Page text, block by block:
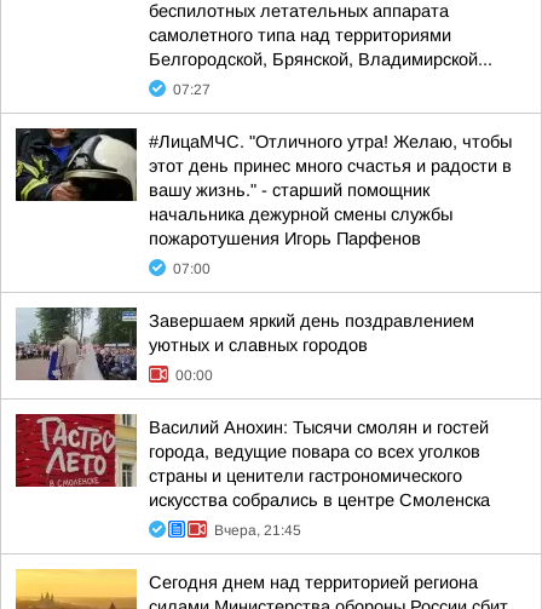
беспилотных летательных аппарата
самолетного типа над территориями
Белгородской, Брянской, Владимирской...
07:27
#ЛицаМЧС. "Отличного утра! Желаю, чтобы
этот день принес много счастья и радости в
вашу жизнь." - старший помощник
начальника дежурной смены службы
пожаротушения Игорь Парфенов
07:00
Завершаем яркий день поздравлением
уютных и славных городов
00:00
Василий Анохин: Тысячи смолян и гостей
города, ведущие повара со всех уголков
страны и ценители гастрономического
искусства собрались в центре Смоленска
Вчера, 21:45
Сегодня днем над территорией региона